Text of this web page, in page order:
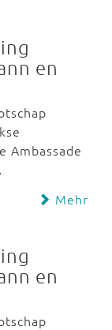
en
Ambassade
Mehr
en